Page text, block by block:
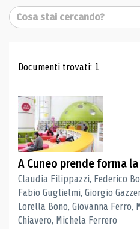
Cerca
Risultati di
Documenti trovati: 1
A Cuneo prende forma
Claudia Filippazzi, Federico
Fabio Guglielmi, Giorgio
Lorella Bono, Giovanna
Chiavero, Michela Ferrero